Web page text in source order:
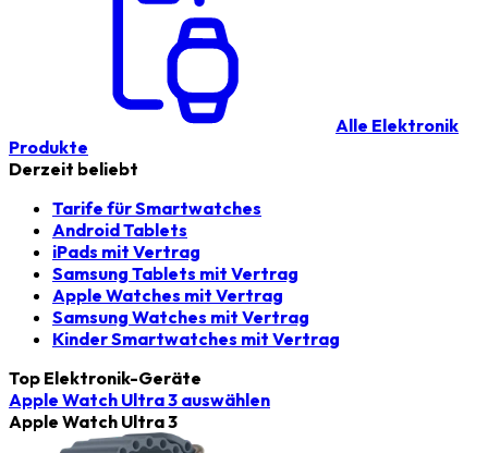
Alle Elektronik
Produkte
Derzeit beliebt
Tarife für Smartwatches
Android Tablets
iPads mit Vertrag
Samsung Tablets mit Vertrag
Apple Watches mit Vertrag
Samsung Watches mit Vertrag
Kinder Smartwatches mit Vertrag
Top Elektronik-Geräte
Apple Watch Ultra 3 auswählen
Apple Watch Ultra 3